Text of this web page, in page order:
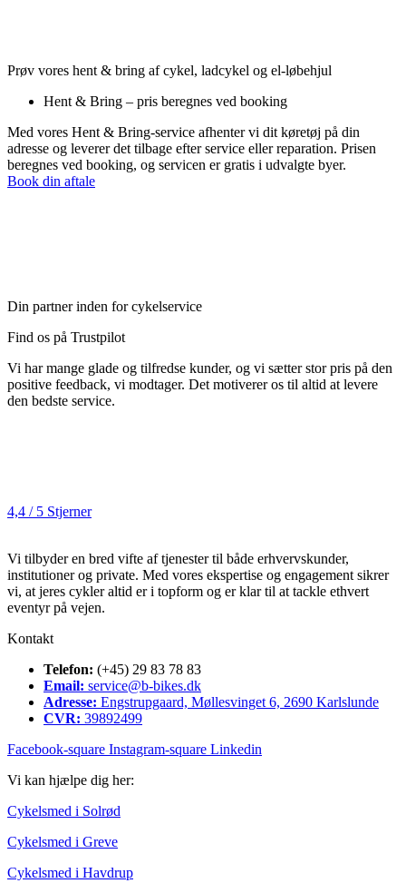
Prøv vores hent & bring af cykel, ladcykel og el-løbehjul
Hent & Bring – pris beregnes ved booking
Med vores Hent & Bring-service afhenter vi dit køretøj på din
adresse og leverer det tilbage efter service eller reparation. Prisen
beregnes ved booking, og servicen er gratis i udvalgte byer.
Book din aftale
Din partner inden for cykelservice
Find os på Trustpilot
Vi har mange glade og tilfredse kunder, og vi sætter stor pris på den
positive feedback, vi modtager. Det motiverer os til altid at levere
den bedste service.
4,4 / 5 Stjerner
Vi tilbyder en bred vifte af tjenester til både erhvervskunder,
institutioner og private. Med vores ekspertise og engagement sikrer
vi, at jeres cykler altid er i topform og er klar til at tackle ethvert
eventyr på vejen.
Kontakt
Telefon: (+45) 29 83 78 83
Email: service@b-bikes.dk
Adresse: Engstrupgaard, Møllesvinget 6, 2690 Karlslunde
CVR: 39892499
Facebook-square Instagram-square Linkedin
Vi kan hjælpe dig her:
Cykelsmed i Solrød
Cykelsmed i Greve
Cykelsmed i Havdrup